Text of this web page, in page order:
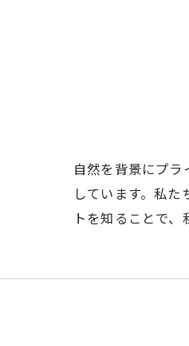
自然を背景にプ
しています。私
トを知ることで